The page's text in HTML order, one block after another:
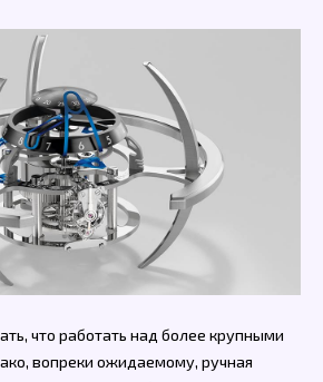
что работать над более крупными
вопреки ожидаемому, ручная